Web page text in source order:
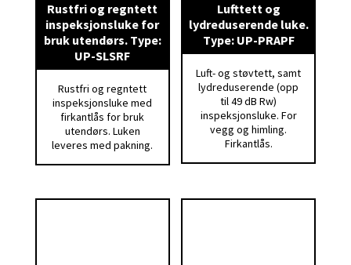
Rustfri og regntett
inspeksjonsluke for
bruk utendørs. Type:
UP-SLSRF
Rustfri og regntett
inspeksjonsluke med
firkantlås for bruk
utendørs. Luken
leveres med pakning.
Lufttett og
lydreduserende luke.
Type: UP-PRAPF
Luft- og støvtett, samt
lydreduserende (opp
til 49 dB Rw)
inspeksjonsluke. For
vegg og himling.
Firkantlås.